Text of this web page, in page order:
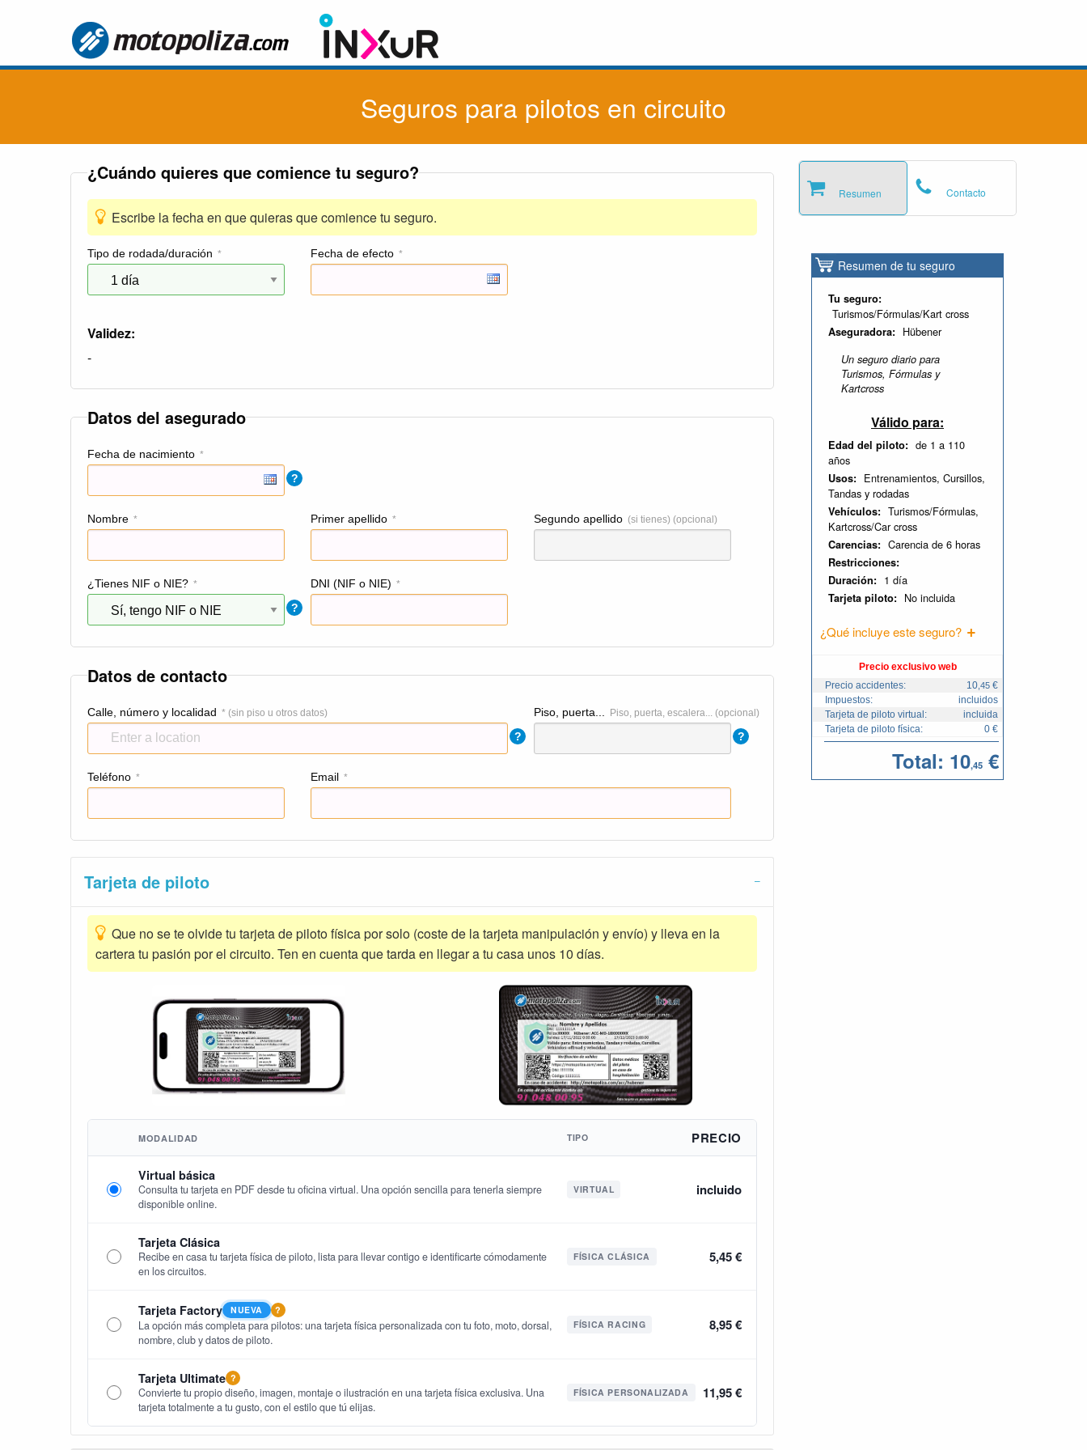
Seguros para pilotos en circuito
¿Cuándo quieres que comience tu seguro?
Escribe la fecha en que quieras que comience tu seguro.
Tipo de rodada/duración * Fecha de efecto *
Validez:
-
Datos del asegurado
Fecha de nacimiento *
?
Nombre * Primer apellido * Segundo apellido (si tienes) (opcional)
¿Tienes NIF o NIE? *
?
DNI (NIF o NIE) *
Datos de contacto
Calle, número y localidad * (sin piso u otros datos)
?
Piso, puerta... Piso, puerta, escalera... (opcional)
?
Teléfono * Email *
Tarjeta de piloto
Que no se te olvide tu tarjeta de piloto física por solo (coste de la tarjeta manipulación y envío) y lleva en la
cartera tu pasión por el circuito. Ten en cuenta que tarda en llegar a tu casa unos 10 días.
MODALIDAD TIPO PRECIO
Virtual básica
Consulta tu tarjeta en PDF desde tu oficina virtual. Una opción sencilla para tenerla siempre
disponible online.
VIRTUAL incluido
Tarjeta Clásica
Recibe en casa tu tarjeta física de piloto, lista para llevar contigo e identificarte cómodamente
en los circuitos.
FÍSICA CLÁSICA 5,45 €
Tarjeta Factory NUEVA ?
La opción más completa para pilotos: una tarjeta física personalizada con tu foto, moto, dorsal,
nombre, club y datos de piloto.
FÍSICA RACING 8,95 €
Tarjeta Ultimate ?
Convierte tu propio diseño, imagen, montaje o ilustración en una tarjeta física exclusiva. Una
tarjeta totalmente a tu gusto, con el estilo que tú elijas.
FÍSICA PERSONALIZADA 11,95 €
Resumen Contacto
Resumen de tu seguro
Tu seguro:
Turismos/Fórmulas/Kart cross
Aseguradora: Hübener
Un seguro diario para
Turismos, Fórmulas y
Kartcross
Válido para:
Edad del piloto: de 1 a 110
años
Usos:
Entrenamientos, Cursillos,
Tandas y rodadas
Vehículos: Turismos/Fórmulas,
Kartcross/Car cross
Carencias: Carencia de 6 horas
Restricciones:
Duración:
1 día
Tarjeta piloto: No incluida
¿Qué incluye este seguro?
Precio exclusivo web
Precio accidentes:
10 ,45 €
Impuestos:
incluidos
Tarjeta de piloto virtual:
incluida
Tarjeta de piloto física:
0 €
Total: 10,45 €